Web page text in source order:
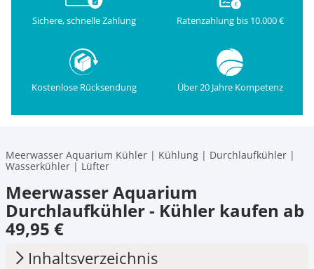
Sichere, schnelle Zahlung Ratenzahlung bis 10.000 €
Kostenlose Rücksendung Über 20 Jahre Kompetenz
Meerwasser Aquarium Kühler | Kühlung | Durchlaufkühler |
Wasserkühler | Lüfter
Meerwasser Aquarium
Durchlaufkühler - Kühler kaufen ab
49,95 €
Inhaltsverzeichnis